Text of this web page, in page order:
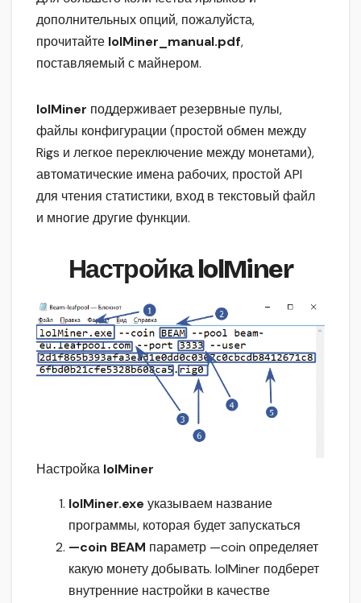
дополнительных опций, пожалуйста,
прочитайте lolMiner_manual.pdf,
поставляемый с майнером.
lolMiner поддерживает резервные пулы,
файлы конфигурации (простой обмен между
Rigs и легкое переключение между монетами),
автоматические имена рабочих, простой API
для чтения статистики, вход в текстовый файл
и многие другие функции.
Настройка lolMiner
Настройка lolMiner
lolMiner.exe указываем название
программы, которая будет запускаться
—coin BEAM параметр —coin определяет
какую монету добывать. lolMiner подберет
внутренние настройки в качестве